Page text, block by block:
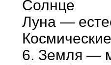
Солнце
Луна —
6. Земля —